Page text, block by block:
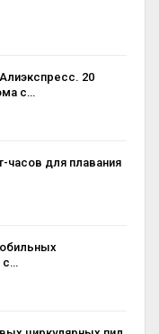
20
с…
часов для плавания
с…